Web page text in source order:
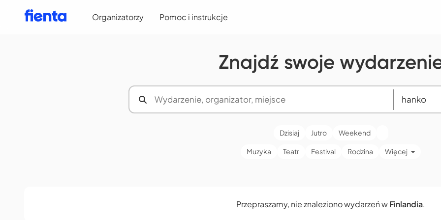
Organizatorzy Pomoc i instrukcje
Znajdź swoje
Dzisiaj Jutro Weekend
Muzyka Teatr Festival Rodzina Więcej
Przepraszamy, nie znaleziono wydarzeń wFinlandia.